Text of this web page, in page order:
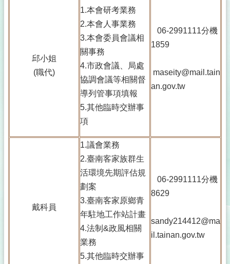
邱小姐
(職代)
1.本會研考業務
2.本會人事業務
3.本會委員會議相
關事務
4.市政會議、局處
協調會議等相關督
導列管事項填報
5.其他臨時交辦事
項
06-2991111分機
1859
maseity@mail.tain
an.gov.tw
戴科員
1.議會業務
2.臺南客家族群生
活環境先期評估規
劃案
3.臺南客家原鄉青
年駐地工作站計畫
4.法制&政風相關
業務
5.其他臨時交辦事
06-2991111分機
8629
sandy214412@ma
il.tainan.gov.tw